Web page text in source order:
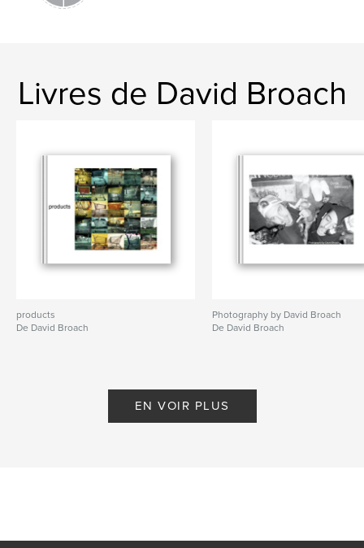
Livres de David Broach
products
De David Broach
Photography by David Broach
De David Broach
EN VOIR PLUS